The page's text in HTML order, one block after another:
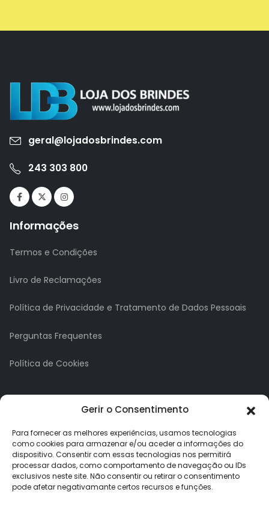
Gerir o Consentimento
Para fornecer as melhores experiências, usamos tecnologias
como cookies para armazenar e/ou aceder a informações do
dispositivo. Consentir com essas tecnologias nos permitirá
processar dados, como comportamento de navegação ou IDs
exclusivos neste site. Não consentir ou retirar o consentimento
pode afetar negativamante certos recursos e funções.
geral@lojadosbrindes.com
243 303 800
Informações
Termos e Condições
Livro de Reclamações
Política de Privacidade e Tratamento de Dados Pessoais
Perguntas Frequentes
Política de Cookies
A minha conta
A Minha Conta
Histórico de Pedidos
Lista de Desejos